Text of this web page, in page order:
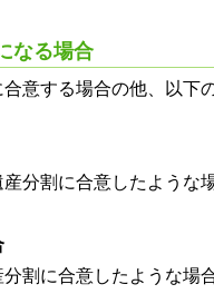
なる場合
意する場合の他、以下
分割に合意したような
割に合意したような場